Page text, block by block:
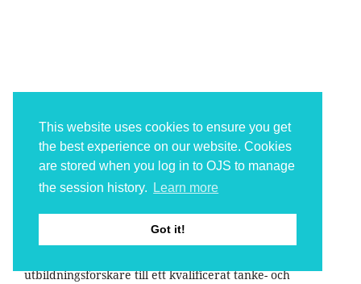
This website uses cookies to ensure you get
the best experience on our website. Cookies
are stored when you log in to OJS to manage
the session history.
Learn more
Got it!
utbildningsforskare till ett kvalificerat tanke- och